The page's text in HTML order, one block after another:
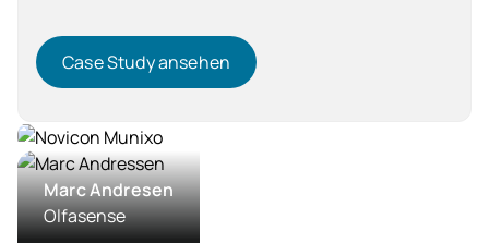
Case Study ansehen
Szolgáltatóipar
Marc Andresen
Olfasense